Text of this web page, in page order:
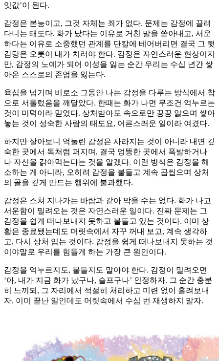
잇값’이 된다.
감정은 본능이고, 그것 자체는 죄가 없다. 문제는 감정에 끌려
다니는 태도다. 화가 났다는 이유로 거친 말을 쏟아내고, 서운
하다는 이유로 소중했던 관계를 단칼에 베어버리면 결국 그 뒷
감당은 오롯이 내가 치러야 한다. 감정은 자연스러운 현상이지
만, 감정의 노예가 되어 이성을 잃는 순간 우리는 수십 년간 쌓
아온 스스로의 존엄을 잃는다.
육십을 넘기며 비로소 그동안 나는 감정을 다루는 방식에서 참
으로 서툴렀음을 깨달았다. 한때는 화가 나면 무조건 억누르는
것이 미덕이라 믿었다. 상처받아도 속으로만 끙끙 앓으며 쌓아
놓는 것이 성숙한 사람의 태도요, 어른스러운 일이라 여겼다.
하지만 살아보니 억눌린 감정은 사라지는 것이 아니라 내면 깊
숙한 곳에서 독처럼 퍼지며, 결국 엉뚱한 곳에서 폭발하거나
나 자신을 갉아먹는다는 것을 알겠다. 이런 방식은 감정을 해
소하는 게 아니라, 오히려 감정을 붙들고 계속 곱씹으며 상처
의 골을 깊게 만드는 행위에 불과했다.
감정은 스쳐 지나가는 바람과 같아 막을 수는 없다. 화가 나고
서운함이 밀려오는 것은 자연스러운 일이다. 진짜 문제는 그
감정을 쉽게 떠나보내지 못하고 붙들고 있는 것이다. 이미 상
황은 종료됐는데도 머릿속에서 자꾸 꺼내 보고, 계속 생각하
고, 다시 상처 입는 것이다. 감정을 쉽게 떠나보내지 못하는 것
이야말로 우리를 힘들게 하는 가장 큰 원인이다.
감정을 억누르지도, 붙들지도 말아야 한다. 감정이 밀려오면
‘아, 내가 지금 화가 났구나, 슬프구나’ 인정하자. 그 순간 충분
히 느끼되, 그 자리에서 적절히 처리하고 미련 없이 흘려보내
자. 이미 끝난 일인데도 머릿속에서 수십 번 재생하지 말자.